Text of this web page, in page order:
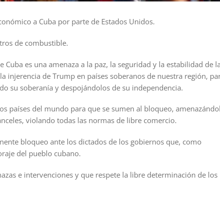
a Cuba por parte de Estados Unidos.
de combustible.
es una amenaza a la paz, la seguridad y la estabilidad de
injerencia de Trump en países soberanos de nuestra región,
su soberanía y despojándolos de su independencia.
países del mundo para que se sumen al bloqueo,
violando todas las normas de libre comercio.
bloqueo ante los dictados de los gobiernos que, como
del pueblo cubano.
e intervenciones y que respete la libre determinación de los